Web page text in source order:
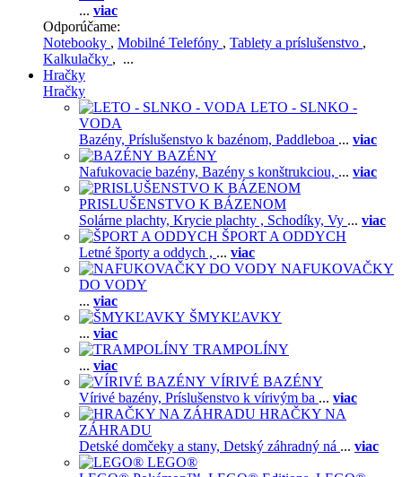
... viac
Odporúčame:
Notebooky , Mobilné Telefóny , Tablety a príslušenstvo ,
Kalkulačky , ...
Hračky
Hračky
LETO - SLNKO -
VODA
Bazény, Príslušenstvo k bazénom, Paddleboa ... viac
BAZÉNY
Nafukovacie bazény, Bazény s konštrukciou, ... viac
PRISLUŠENSTVO K BÁZENOM
Solárne plachty, Krycie plachty , Schodíky, Vy ... viac
ŠPORT A ODDYCH
Letné športy a oddych , ... viac
NAFUKOVAČKY
DO VODY
... viac
ŠMYKĽAVKY
... viac
TRAMPOLÍNY
... viac
VÍRIVÉ BAZÉNY
Vírivé bazény, Príslušenstvo k vírivým ba ... viac
HRAČKY NA
ZÁHRADU
Detské domčeky a stany, Detský záhradný ná ... viac
LEGO®